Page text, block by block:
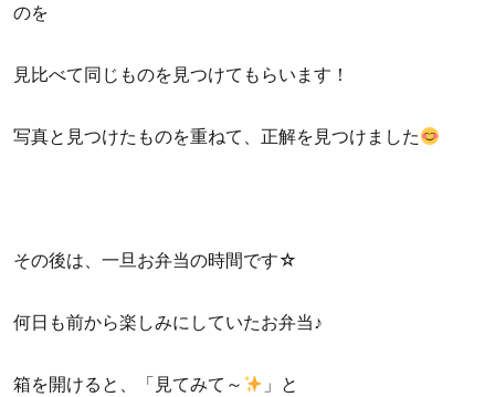
のを
見比べて同じものを見つけてもらいます！
写真と見つけたものを重ねて、正解を見つけました
その後は、一旦お弁当の時間です☆
何日も前から楽しみにしていたお弁当♪
箱を開けると、「見てみて～ 」と